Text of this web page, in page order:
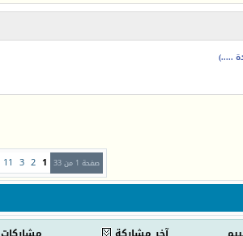
.....)
صفحة 1 من 33 1
2
3
11